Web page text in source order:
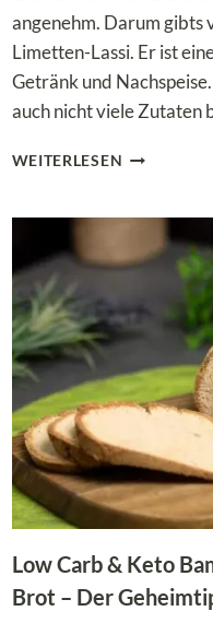
angenehm. Darum gibts
Limetten-Lassi. Er ist
Getränk und
auch nicht viele Zutaten
WEITERLESEN
LIMETTEN-
LASSI
Low Carb & Keto
Brot – Der